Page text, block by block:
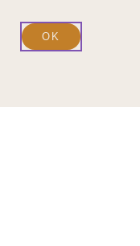
$ INC. VAT.
OK